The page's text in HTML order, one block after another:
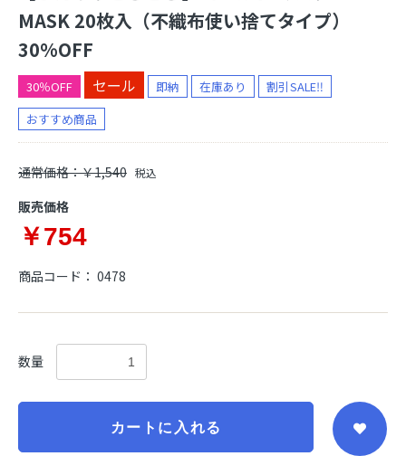
MASK 20枚入（不織布使い捨てタイプ）
30%OFF
30％OFF セール 即納 在庫あり
割引SALE‼
おすすめ商品
通常価格：￥1,540 税込
販売価格
￥754
商品コード： 0478
数量
カートに入れる